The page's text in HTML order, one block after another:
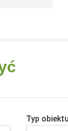
Typ obiektu